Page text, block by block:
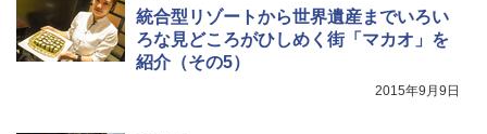
統合型リゾートから世界遺産までいろい
ろな見どころがひしめく街「マカオ」を
紹介（その5）
2015年9月9日